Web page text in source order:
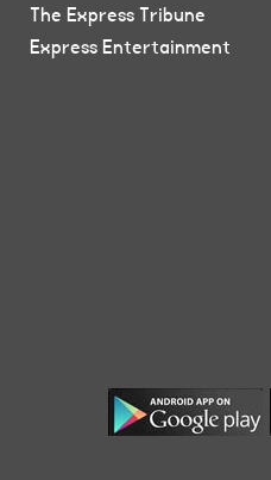
The Express Tribune
Express Entertainment